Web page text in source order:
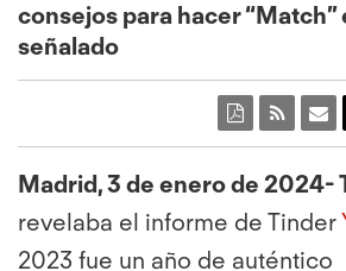
consejos para hacer “Match”
señalado
Madrid, 3 de enero de 2024-
revelaba el informe de Tinder
2023 fue un año de auténtico